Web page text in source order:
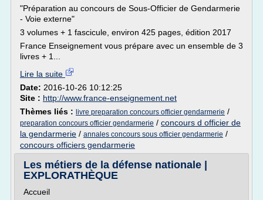
"Préparation au concours de Sous-Officier de Gendarmerie
- Voie externe"
3 volumes + 1 fascicule, environ 425 pages, édition 2017
France Enseignement vous prépare avec un ensemble de 3
livres + 1...
Lire la suite
Date: 2016-10-26 10:12:25
Site : http://www.france-enseignement.net
Thèmes liés : livre preparation concours officier gendarmerie /
preparation concours officier gendarmerie / concours d officier de
la gendarmerie / annales concours sous officier gendarmerie /
concours officiers gendarmerie
Les métiers de la défense nationale |
EXPLORATHÈQUE
Accueil